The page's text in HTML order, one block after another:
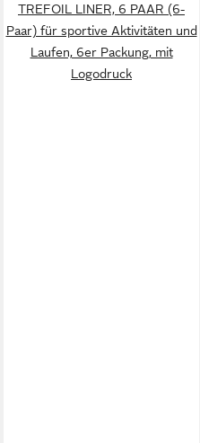
TREFOIL LINER, 6 PAAR (6-
Paar) für sportive Aktivitäten und
Laufen, 6er Packung, mit
Logodruck